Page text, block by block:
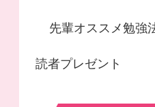
先輩オススメ勉強
読者プレゼント